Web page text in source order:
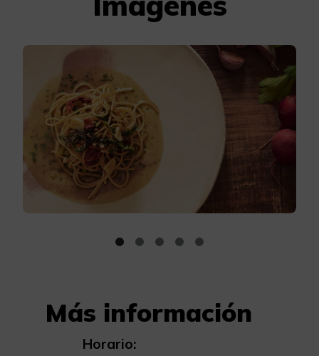
Más información
Horario: